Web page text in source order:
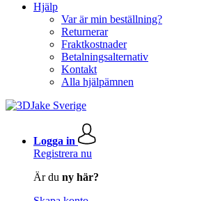
Hjälp
Var är min beställning?
Returnerar
Fraktkostnader
Betalningsalternativ
Kontakt
Alla hjälpämnen
Logga in
Registrera nu
Är du ny här?